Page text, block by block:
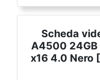
Scheda
A4500 24GB
x16 4.0 Nero